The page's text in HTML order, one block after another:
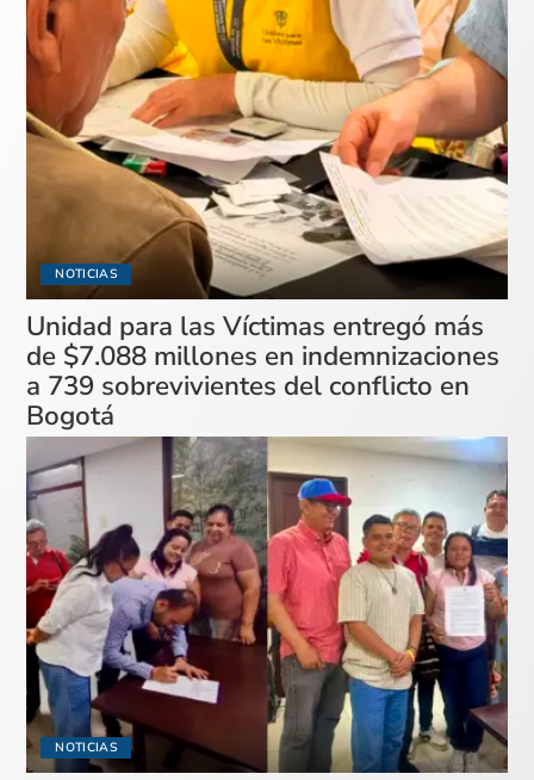
NOTICIAS
Unidad para las Víctimas entregó más
de $7.088 millones en indemnizaciones
a 739 sobrevivientes del conflicto en
Bogotá
NOTICIAS